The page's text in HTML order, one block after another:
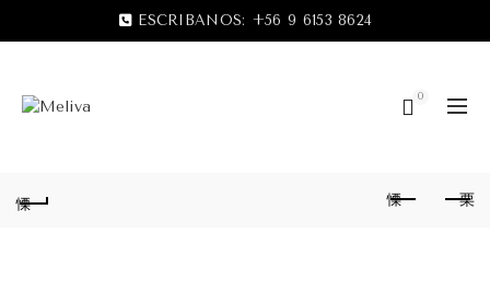
ESCRIBANOS: +56 9 6153 8624
0